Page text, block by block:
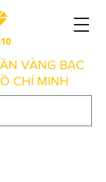
VÀNG BẠC
CHÍ MINH